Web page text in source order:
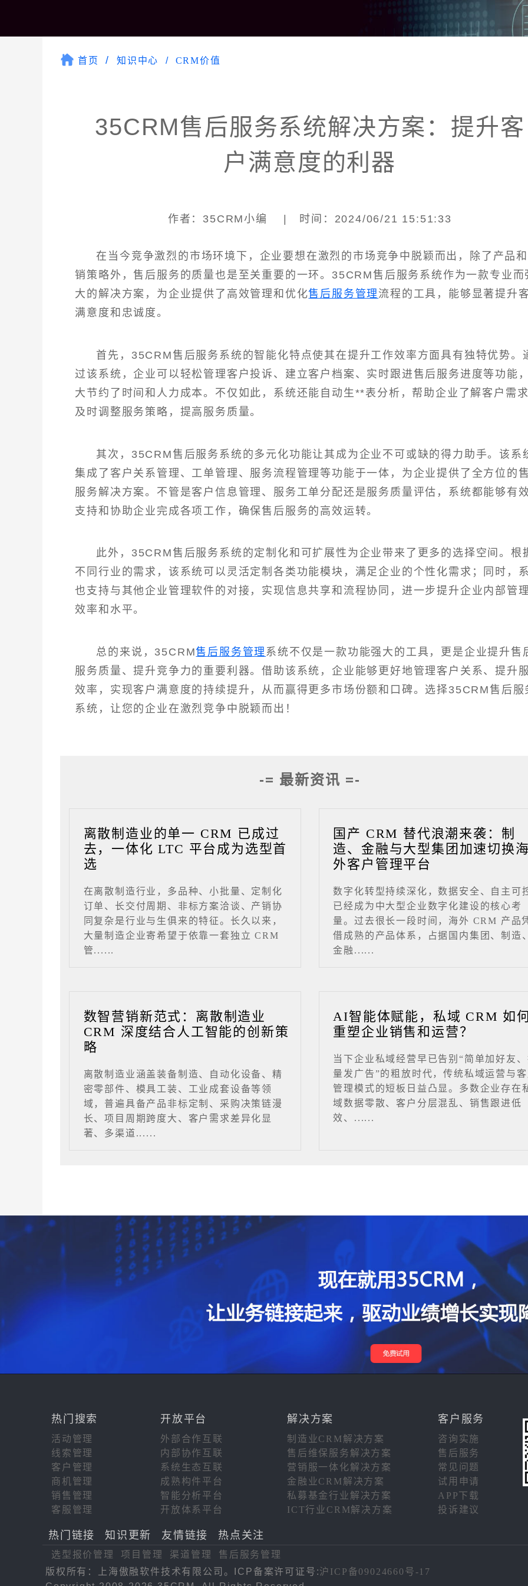
首页 知识中心 CRM价值
35CRM售后服务系统解决方案：提升客
户满意度的利器
作者：35CRM小编 | 时间：2024/06/21 15:51:33
在当今竞争激烈的市场环境下，企业要想在激烈的市场竞争中脱颖而出，除了产品
销策略外，售后服务的质量也是至关重要的一环。35CRM售后服务系统作为一款专业而
大的解决方案，为企业提供了高效管理和优化售后服务管理 流程的工具，能够显著提升
满意度和忠诚度。
首先，35CRM售后服务系统的智能化特点使其在提升工作效率方面具有独特优势。
过该系统，企业可以轻松管理客户投诉、建立客户档案、实时跟进售后服务进度等功能
大节约了时间和人力成本。不仅如此，系统还能自动生**表分析，帮助企业了解客户需求
及时调整服务策略，提高服务质量。
其次，35CRM售后服务系统的多元化功能让其成为企业不可或缺的得力助手。该系
集成了客户关系管理、工单管理、服务流程管理等功能于一体，为企业提供了全方位的
服务解决方案。不管是客户信息管理、服务工单分配还是服务质量评估，系统都能够有
支持和协助企业完成各项工作，确保售后服务的高效运转。
此外，35CRM售后服务系统的定制化和可扩展性为企业带来了更多的选择空间。根
不同行业的需求，该系统可以灵活定制各类功能模块，满足企业的个性化需求；同时，
也支持与其他企业管理软件的对接，实现信息共享和流程协同，进一步提升企业内部管
效率和水平。
总的来说，35CRM售后服务管理系统不仅是一款功能强大的工具，更是企业提升售
服务质量、提升竞争力的重要利器。借助该系统，企业能够更好地管理客户关系、提升
效率，实现客户满意度的持续提升，从而赢得更多市场份额和口碑。选择35CRM售后服
系统，让您的企业在激烈竞争中脱颖而出！
-= 最新资讯 =-
离散制造业的单一 CRM 已成过
去，一体化 LTC 平台成为选型首
选
在离散制造行业，多品种、小批量、定制化
订单、长交付周期、非标方案洽谈、产销协
同复杂是行业与生俱来的特征。长久以来，
大量制造企业寄希望于依靠一套独立 CRM
管......
国产 CRM 替代浪潮来袭：制
造、金融与大型集团加速切换海
外客户管理平台
数字化转型持续深化，数据安全、自主可
已经成为中大型企业数字化建设的核心考
量。过去很长一段时间，海外 CRM 产品
借成熟的产品体系，占据国内集团、制造、
金融......
数智营销新范式：离散制造业
CRM 深度结合人工智能的创新策
略
离散制造业涵盖装备制造、自动化设备、精
密零部件、模具工装、工业成套设备等领
域，普遍具备产品非标定制、采购决策链漫
长、项目周期跨度大、客户需求差异化显
著、多渠道......
AI智能体赋能，私域 CRM 如
重塑企业销售和运营？
当下企业私域经营早已告别“简单加好友
量发广告”的粗放时代，传统私域运营与客
管理模式的短板日益凸显。多数企业存在
域数据零散、客户分层混乱、销售跟进低
效、......
热门搜索 开放平台
活动管理
外部合作互联
线索管理
内部协作互联
客户管理
系统生态互联
商机管理
成熟构件平台
销售管理
智能分析平台
客服管理
开放体系平台
解决方案 客户服务
制造业CRM解决方案
咨询实施
售后维保服务解决方案
售后服务
营销服一体化解决方案
常见问题
金融业CRM解决方案
试用申请
私募基金行业解决方案
APP下载
ICT行业CRM解决方案
投诉建议
热门链接 知识更新 友情链接 热点关注
选型报价管理 项目管理 渠道管理
售后服务管理
版权所有：上海傲融软件技术有限公司。ICP备案许可证号:沪ICP备09024660号-17